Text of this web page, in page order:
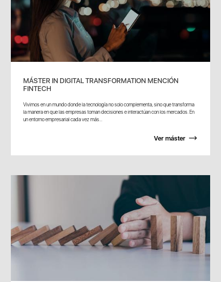
MÁSTER IN DIGITAL TRANSFORMATION MENCIÓN
FINTECH
Vivimos en un mundo donde la tecnología no solo complementa, sino que transforma
la manera en que las empresas toman decisiones e interactúan con los mercados. En
un entorno empresarial cada vez más...
Ver máster